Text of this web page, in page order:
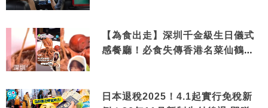
【為食出走】深圳千金級生日儀式
感餐廳！必食失傳香港名菜仙鶴神
日本退稅2025！4.1起實行免稅新